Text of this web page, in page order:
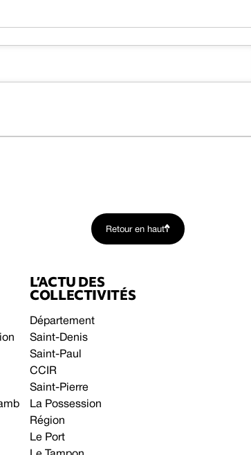
Retour en haut
L’ACTU DES
COLLECTIVITÉS
Département
Saint-Denis
Saint-Paul
CCIR
Saint-Pierre
La Possession
Région
Le Port